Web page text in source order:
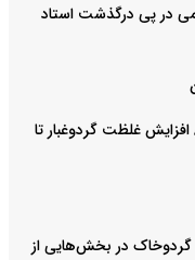
در پی درگذشت استاد
قم فردا شنبه ۱۷ مرداد/ افزایش غلظت گردوغبار تا
آینده/ باد و گردوخاک در بخش‌هایی از